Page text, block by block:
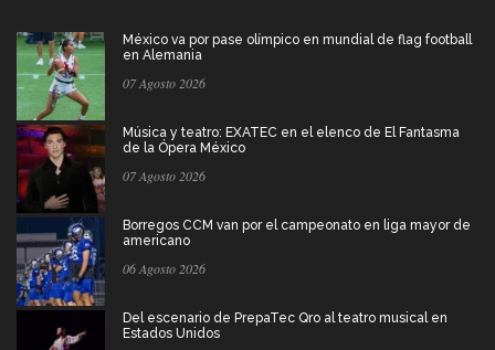
México va por pase olímpico en mundial de flag football
en Alemania
07 Agosto 2026
Música y teatro: EXATEC en el elenco de El Fantasma
de la Ópera México
07 Agosto 2026
Borregos CCM van por el campeonato en liga mayor de
americano
06 Agosto 2026
Del escenario de PrepaTec Qro al teatro musical en
Estados Unidos